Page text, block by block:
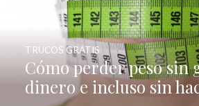
Cómo perder peso sin
dinero e incluso sin
TRUCOS GRATIS